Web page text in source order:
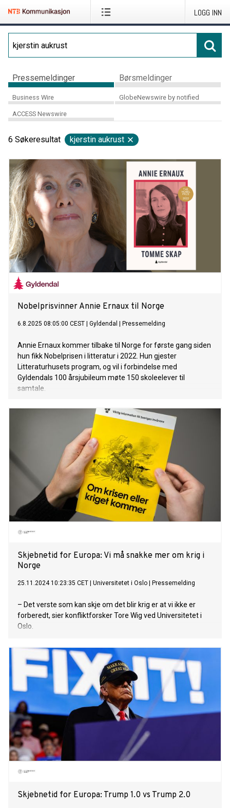
LOGG INN
Pressemeldinger Børsmeldinger
Business Wire GlobeNewswire by notified
ACCESS Newswire
6 Søkeresultat kjerstin aukrust
Nobelprisvinner Annie Ernaux til Norge
6.8.2025 08:05:00 CEST Gyldendal Pressemelding
Annie Ernaux kommer tilbake til Norge for første gang siden
hun fikk Nobelprisen i litteratur i 2022. Hun gjester
Litteraturhusets program, og vil i forbindelse med
Gyldendals 100 årsjubileum møte 150 skoleelever til
samtale.
Skjebnetid for Europa: Vi må snakke mer om krig i
Norge
25.11.2024 10:23:35 CET Universitetet i Oslo Pressemelding
– Det verste som kan skje om det blir krig er at vi ikke er
forberedt, sier konfliktforsker Tore Wig ved Universitetet i
Oslo.
Skjebnetid for Europa: Trump 1.0 vs Trump 2.0